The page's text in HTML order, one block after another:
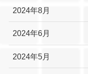
2024年8月
2024年6月
2024年5月